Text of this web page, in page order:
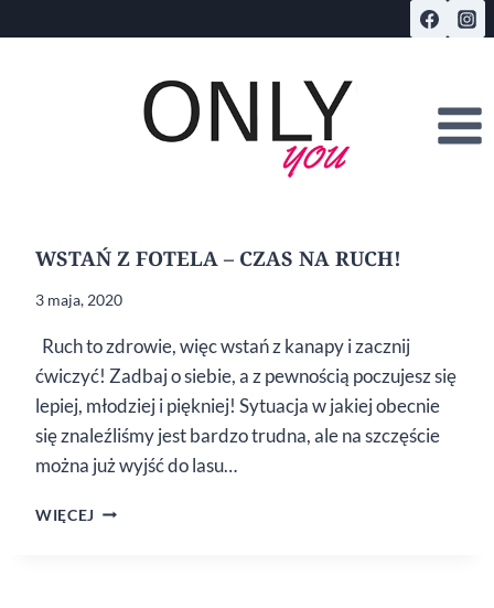
do
WSTAŃ Z FOTELA – CZAS NA RUCH!
3 maja, 2020
Ruch to zdrowie, więc wstań z kanapy i zacznij
ćwiczyć! Zadbaj o siebie, a z pewnością poczujesz się
lepiej, młodziej i piękniej! Sytuacja w jakiej obecnie
się znaleźliśmy jest bardzo trudna, ale na szczęście
można już wyjść do lasu…
WIĘCEJ WSTAŃ